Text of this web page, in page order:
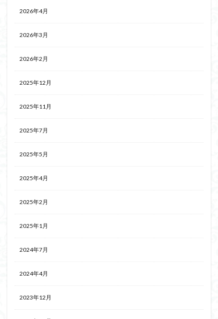
2026年4月
2026年3月
2026年2月
2025年12月
2025年11月
2025年7月
2025年5月
2025年4月
2025年2月
2025年1月
2024年7月
2024年4月
2023年12月